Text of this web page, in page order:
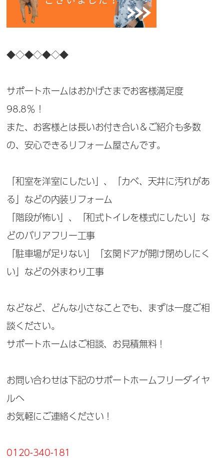
◆◇◆◇◆◇◆
サポートホームはおかげさまでお客様満足度
98.8％！
また、お客様とは長いお付き合い＆ご紹介も多数
の、安心できるリフォーム屋さんです。
「和室を洋室にしたい」、「カベ、天井に汚れがあ
る」などの内装リフォーム
「階段が怖い」、「和式トイレを様式にしたい」な
どのバリアフリー工事
「駐車場が足りない」「玄関ドアが開け閉めしにく
い」などの外まわり工事
などなど、どんな小さなことでも、まずは一度ご相
談ください。
サポートホームはご相談、お見積無料！
お問い合わせは下記のサポートホームフリーダイヤ
ルへ
お気軽にご連絡ください！
0120-340-181